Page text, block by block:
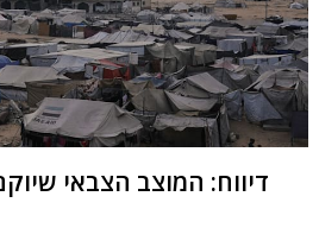
דיווח: המוצב הצבאי